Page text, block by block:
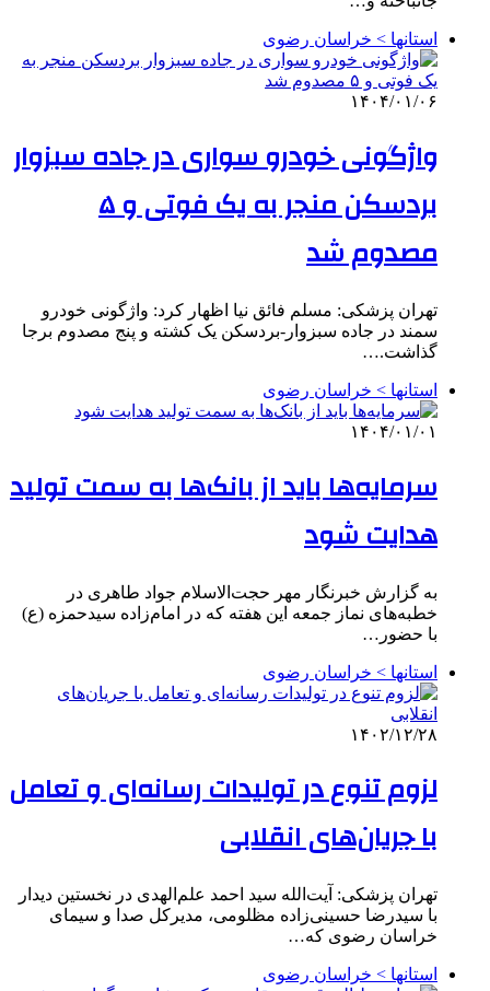
استانها > خراسان رضوی
۱۴۰۴/۰۱/۰۶
واژگونی خودرو سواری در جاده سبزوار
بردسکن منجر به یک فوتی و ۵
مصدوم شد
تهران پزشکی: مسلم فائق نیا اظهار کرد: واژگونی خودرو
سمند در جاده سبزوار-بردسکن یک کشته و پنج مصدوم برجا
گذاشت.…
استانها > خراسان رضوی
۱۴۰۴/۰۱/۰۱
سرمایه‌ها باید از بانک‌ها به سمت تولید
هدایت شود
به گزارش خبرنگار مهر حجت‌الاسلام جواد طاهری در
خطبه‌های نماز جمعه این هفته که در امام‌زاده سیدحمزه (ع)
با حضور…
استانها > خراسان رضوی
۱۴۰۲/۱۲/۲۸
لزوم تنوع در تولیدات رسانه‌ای و تعامل
با جریان‌های انقلابی
تهران پزشکی: آیت‌الله سید احمد علم‌الهدی در نخستین دیدار
با سیدرضا حسینی‌زاده مظلومی، مدیرکل صدا و سیمای
خراسان رضوی که…
استانها > خراسان رضوی